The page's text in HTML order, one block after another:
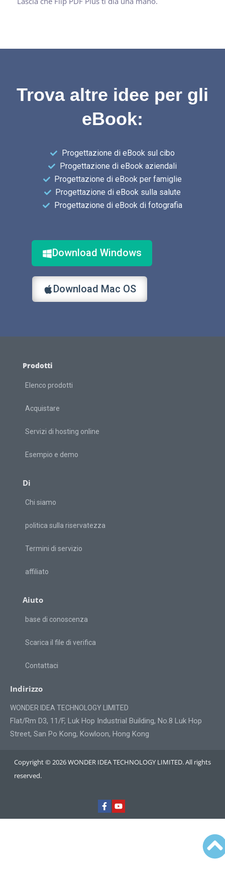
Trova altre idee per gli
eBook:
Progettazione di eBook sul cibo
Progettazione di eBook aziendali
Progettazione di eBook per famiglie
Progettazione di eBook sulla salute
Progettazione di eBook di fotografia
Download Windows
Download Mac OS
Prodotti
Elenco prodotti
Acquistare
Servizi di hosting online
Esempio e demo
Di
Chi siamo
politica sulla riservatezza
Termini di servizio
affiliato
Aiuto
base di conoscenza
Scarica il file di verifica
Contattaci
Indirizzo
WONDER IDEA TECHNOLOGY LIMITED
Flat/Rm D3, 11/F, Luk Hop Industrial Building, No.8 Luk Hop
Street, San Po Kong, Kowloon, Hong Kong
Copyright © 2026 WONDER IDEA TECHNOLOGY LIMITED. All rights
reserved.